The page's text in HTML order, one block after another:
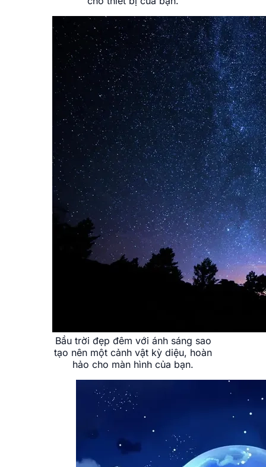
Bầu trời đẹp đêm với ánh sáng sao
tạo nên một cảnh vật kỳ diệu, hoàn
hảo cho màn hình của bạn.